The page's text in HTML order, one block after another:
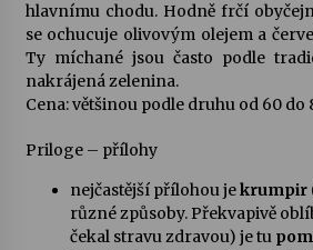
hlavnímu chodu. Hodně frčí
se ochucuje olivovým olejem a
Ty míchané jsou často podle
nakrájená zelenina.
Cena: většinou podle druhu od 60 do
Priloge – přílohy
nejčastější přílohou jekrumpir
různé způsoby. Překvapivě
čekal stravu zdravou) je tu